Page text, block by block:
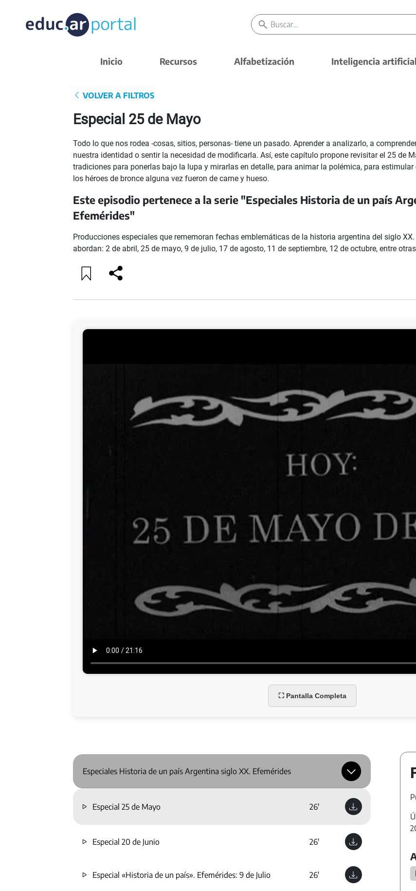
Inicio Recursos Alfabetización Inteligencia artificial
VOLVER A FILTROS
Especial 25 de Mayo
Todo lo que nos rodea -cosas, sitios, personas- tiene un pasado. Aprender a analizarlo, a
nuestra identidad o sentir la necesidad de modificarla. Así, este capítulo propone revisitar el 25 de
tradiciones para ponerlas bajo la lupa y mirarlas en detalle, para animar la polémica, para
los héroes de bronce alguna vez fueron de carne y hueso.
Este episodio pertenece a la serie "Especiales Historia de un país
Efemérides"
Producciones especiales que rememoran fechas emblemáticas de la historia argentina del siglo
abordan: 2 de abril, 25 de mayo, 9 de julio, 17 de agosto, 11 de septiembre, 12 de octubre, entre
⛶ Pantalla Completa
Especiales Historia de un país Argentina siglo XX. Efemérides
Especial 25 de Mayo 26'
Especial 20 de Junio 26'
Especial «Historia de un país». Efemérides: 9 de Julio 26'